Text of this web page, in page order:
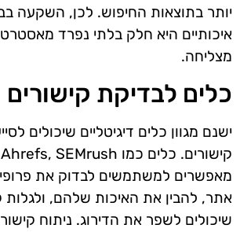
יותר בתוצאות החיפוש. לכן, השקעה
מצליחה.
כלים לבדיקת קישורים
ישנם מגוון כלים דיגיטליים שיכולים
מאפשרים למשתמשים לבדוק את
אתר, להבין את האיכות שלהם, ולגלות
שיכולים לשפר את הדירוג. ניתוח